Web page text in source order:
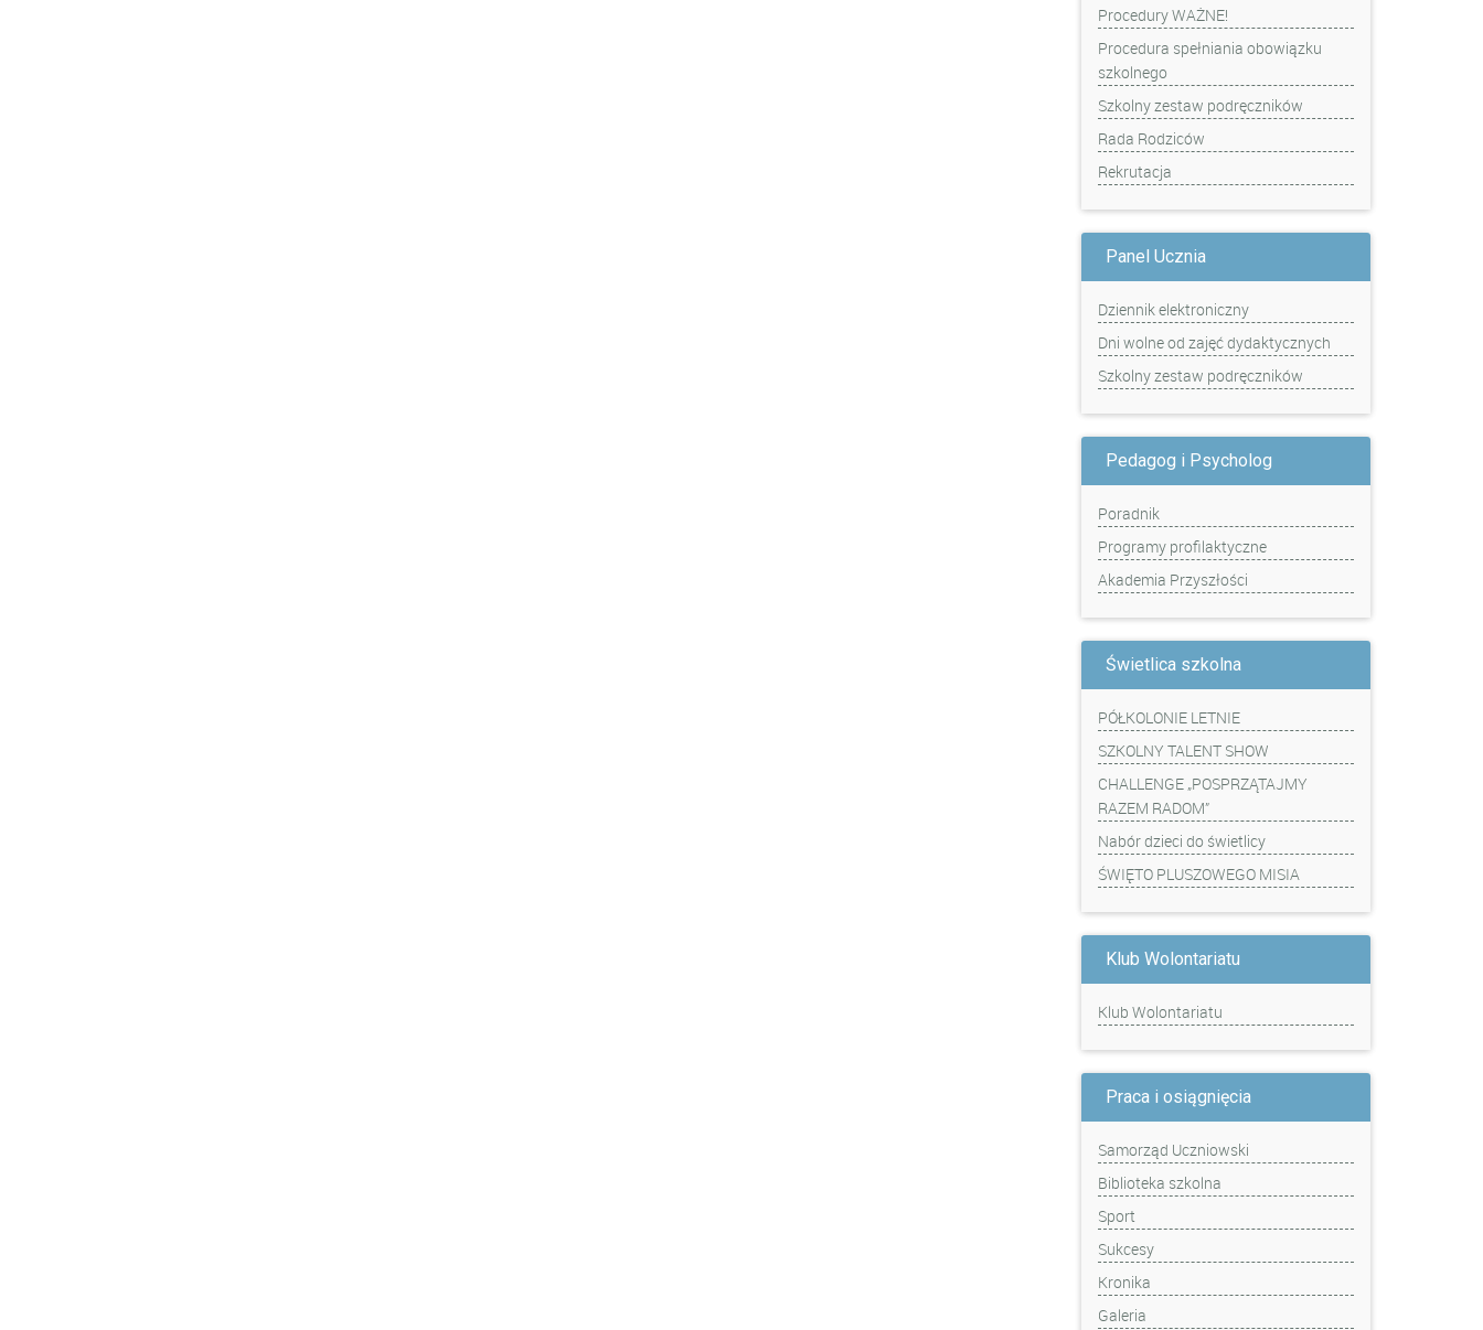
Procedury WAŻNE!
Procedura spełniania obowiązku
szkolnego
Szkolny zestaw podręczników
Rada Rodziców
Rekrutacja
Panel Ucznia
Dziennik elektroniczny
Dni wolne od zajęć dydaktycznych
Szkolny zestaw podręczników
Pedagog i Psycholog
Poradnik
Programy profilaktyczne
Akademia Przyszłości
Świetlica szkolna
PÓŁKOLONIE LETNIE
SZKOLNY TALENT SHOW
CHALLENGE „POSPRZĄTAJMY
RAZEM RADOM”
Nabór dzieci do świetlicy
ŚWIĘTO PLUSZOWEGO MISIA
Klub Wolontariatu
Klub Wolontariatu
Praca i osiągnięcia
Samorząd Uczniowski
Biblioteka szkolna
Sport
Sukcesy
Kronika
Galeria